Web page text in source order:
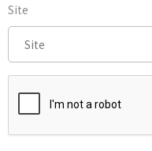
Site